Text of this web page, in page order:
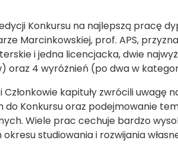
Konkursu na najlepszą pracę
Marcinkowskiej, prof. APS,
i jedna licencjacka, dwie
oraz 4 wyróżnień (po dwa w
Członkowie kapituły zwrócili
do Konkursu oraz podejmowanie
Wiele prac cechuje bardzo
studiowania i rozwijania